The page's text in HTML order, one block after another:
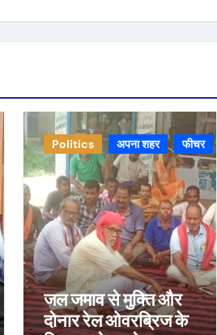
Politics अपना शहर फीचर
जल जमाव से मुक्ति और
दोनार रेल ओवरब्रिज के